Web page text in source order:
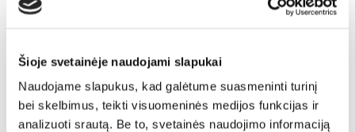
Šioje svetainėje naudojami slapukai
Naudojame slapukus, kad galėtume suasmeninti turinį
bei skelbimus, teikti visuomeninės medijos funkcijas ir
analizuoti srautą. Be to, svetainės naudojimo informaciją